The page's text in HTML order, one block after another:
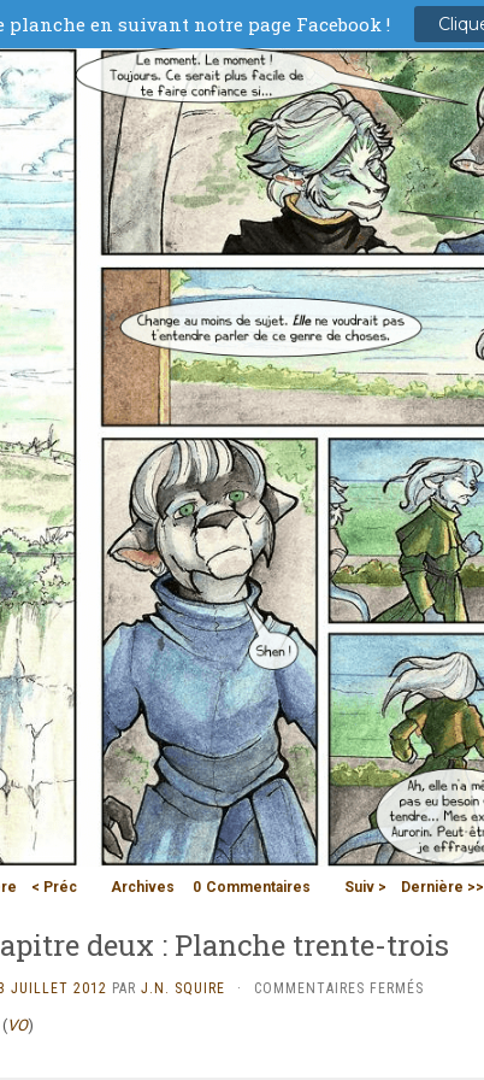
< Préc Archives 0 Commentaires Suiv > Dernière >>
deux : Planche trente-trois
JUILLET 2012 PAR J.N. SQUIRE · COMMENTAIRES FERMÉSSUR
VO)